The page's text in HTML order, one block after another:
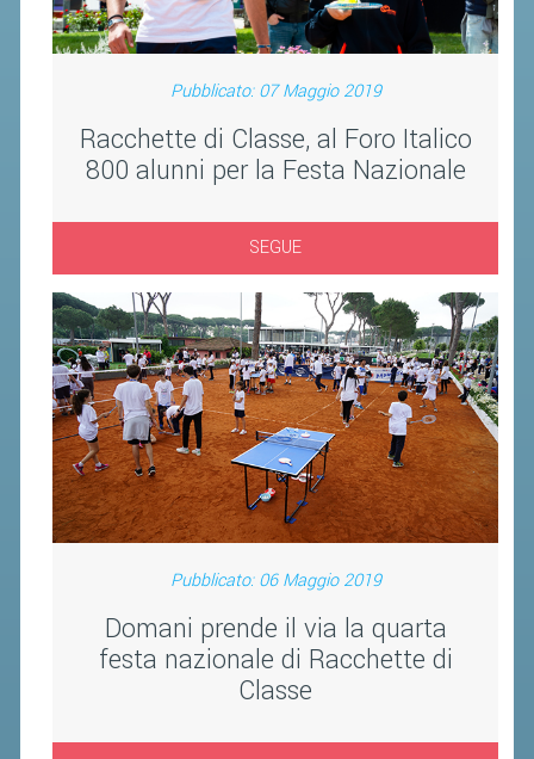
Pubblicato: 07 Maggio 2019
Racchette di Classe, al Foro Italico
800 alunni per la Festa Nazionale
SEGUE
Pubblicato: 06 Maggio 2019
Domani prende il via la quarta
festa nazionale di Racchette di
Classe
ENTI DI PROMOZIONE SPORTIVA
PROGETTI SPORT E SALUTE
FORMAZIONE
VOLA CON NOI
DIRIGENTI
CORSI
MATERIALE DIDATTICO
DOCUMENTAZIONE E RICERCA
CONVENZIONI UNIVERSITÀ
DOCENTI FORMATORI
(D)ISTANTI DI B@DMINTON
FEDERAZIONE TRASPARENTE
AMMISSIONE, AFFILIAZIONE E
E TESSERATI